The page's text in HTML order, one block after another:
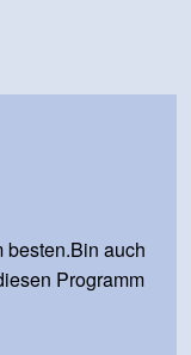
besten.Bin auch
Programm